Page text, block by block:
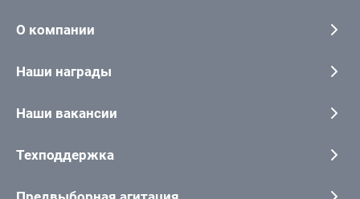
О компании
Наши награды
Наши вакансии
Техподдержка